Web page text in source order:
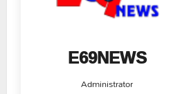
E69NEWS
Administrator